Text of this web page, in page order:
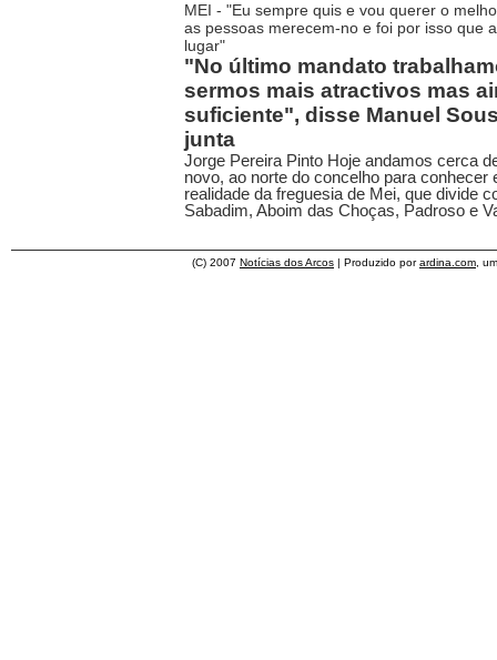
MEI - "Eu sempre quis e vou querer o
as pessoas merecem-no e foi por isso que
lugar"
"No último mandato
sermos mais atractivos mas
suficiente", disse Manuel
junta
Jorge Pereira Pinto Hoje andamos cerca
novo, ao norte do concelho para
realidade da freguesia de Mei, que divide
Sabadim, Aboim das Choças, Padroso e
(C) 2007 Notícias dos Arcos | Produzido porardina.com ,